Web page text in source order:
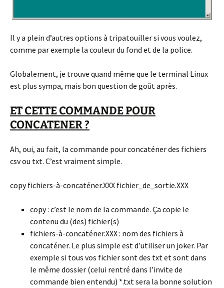
Il y a plein d’autres options à tripatouiller si vous voulez,
comme par exemple la couleur du fond et de la police.
Globalement, je trouve quand même que le terminal Linux
est plus sympa, mais bon question de goût après.
ET CETTE COMMANDE POUR
CONCATENER ?
Ah, oui, au fait, la commande pour concaténer des fichiers
csv ou txt. C’est vraiment simple.
copy fichiers-à-concaténer.XXX fichier_de_sortie.XXX
copy : c’est le nom de la commande. Ça copie le
contenu du (des) fichier(s)
fichiers-à-concaténer.XXX : nom des fichiers à
concaténer. Le plus simple est d’utiliser un joker. Par
exemple si tous vos fichier sont des txt et sont dans
le même dossier (celui rentré dans l’invite de
commande bien entendu) *.txt sera la bonne solution